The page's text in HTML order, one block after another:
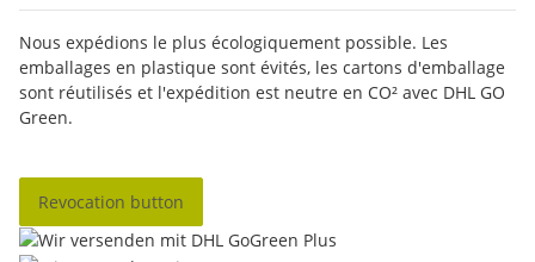
Nous expédions le plus écologiquement possible. Les
emballages en plastique sont évités, les cartons d'emballage
sont réutilisés et l'expédition est neutre en CO² avec DHL GO
Green.
Revocation button